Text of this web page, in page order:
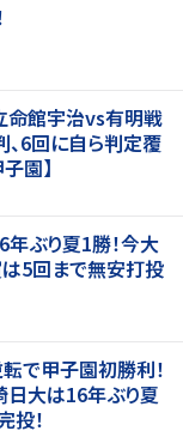
命館宇治vs有明戦
6回に自ら判定覆
園】
ぶり夏1勝！今大
は5回まで無安打投
で甲子園初勝利！
日大は16年ぶり夏
投！